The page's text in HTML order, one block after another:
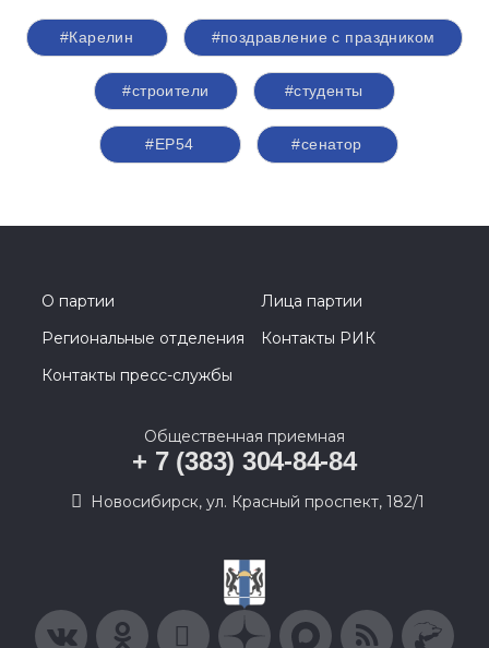
#Карелин #поздравление с праздником
#строители #студенты
#ЕР54 #сенатор
О партии
Лица партии
Региональные отделения
Контакты РИК
Контакты пресс-службы
Общественная приемная
+ 7 (383) 304-84-84
Новосибирск, ул. Красный проспект, 182/1